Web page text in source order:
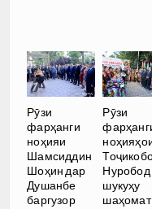
Рӯзи
фарҳанги
ноҳияи
Шамсиддин
Шоҳин дар
Душанбе
баргузор
Рӯзи
Нуробод
шукуҳу